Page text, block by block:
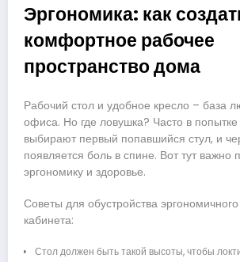
Эргономика: как
комфортное рабочее
пространство дома
Рабочий стол и удобное кресло – база
офиса. Но где ловушка? Часто в попытке
выбирают первый попавшийся стул, и
появляется боль в спине. Вот тут важно
эргономику и здоровье.
Советы для обустройства
кабинета:
Стол должен быть такой высоты, чтобы